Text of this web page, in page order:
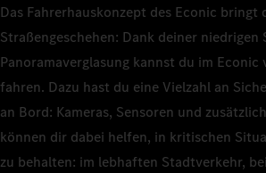
Das Fahrerhauskonzept des Econic bringt
Straßengeschehen: Dank deiner
Panoramaverglasung kannst du im Econic
fahren. Dazu hast du eine Vielzahl an
an Bord: Kameras, Sensoren und
können dir dabei helfen, in kritischen
zu behalten: im lebhaften Stadtverkehr,